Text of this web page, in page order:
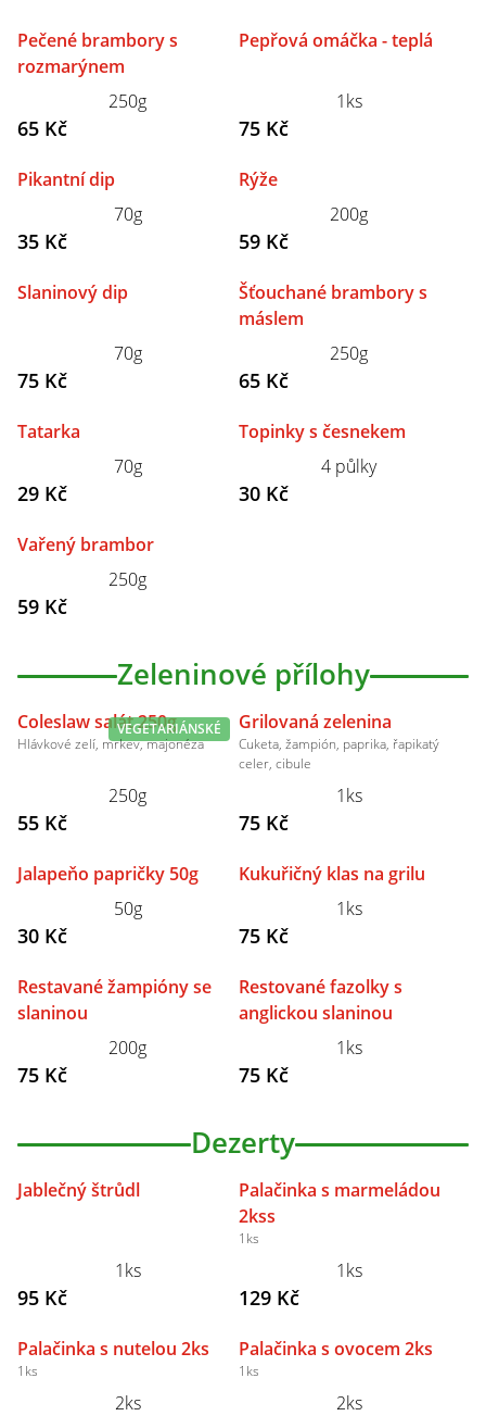
Pečené brambory s
rozmarýnem
250g
65 Kč
Pepřová omáčka - teplá
1ks
75 Kč
Pikantní dip
70g
35 Kč
Rýže
200g
59 Kč
Slaninový dip
70g
75 Kč
Šťouchané brambory s
máslem
250g
65 Kč
Tatarka
70g
29 Kč
Topinky s česnekem
4 půlky
30 Kč
Vařený brambor
250g
59 Kč
Zeleninové přílohy
VEGETARIÁNSKÉ
Coleslaw salát 250g
Hlávkové zelí, mrkev, majonéza
250g
55 Kč
Grilovaná zelenina
Cuketa, žampión, paprika, řapikatý
celer, cibule
1ks
75 Kč
Jalapeňo papričky 50g
50g
30 Kč
Kukuřičný klas na grilu
1ks
75 Kč
Restavané žampióny se
slaninou
200g
75 Kč
Restované fazolky s
anglickou slaninou
1ks
75 Kč
Dezerty
Jablečný štrůdl
1ks
95 Kč
Palačinka s marmeládou
2kss
1ks
1ks
129 Kč
Palačinka s nutelou 2ks
1ks
2ks
Palačinka s ovocem 2ks
1ks
2ks